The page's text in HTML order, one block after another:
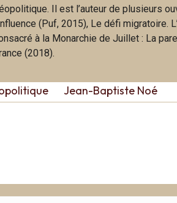
Il est l’auteur de plusieurs
(Puf, 2015), Le défi migratoire.
à la Monarchie de Juillet : La
(2018).
Jean-Baptiste Noé